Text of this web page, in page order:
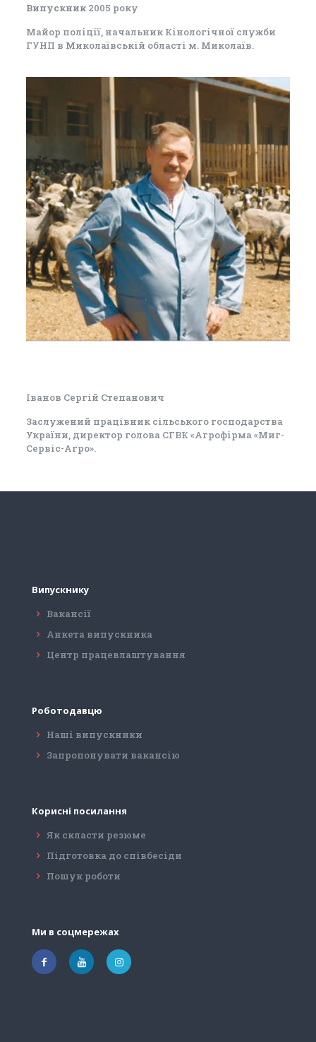
Випускник 2005 року
Майор поліції, начальник Кінологічної служби
ГУНП в Миколаївській області м. Миколаїв.
Іванов Сергій Степанович
Заслужений працівник сільського господарства
України, директор голова СГВК «Агрофірма «Миг-
Сервіс-Агро».
Випускнику
Вакансії
Анкета випускника
Центр працевлаштування
Роботодавцю
Наші випускники
Запропонувати вакансію
Корисні посилання
Як скласти резюме
Підготовка до співбесіди
Пошук роботи
Ми в соцмережах